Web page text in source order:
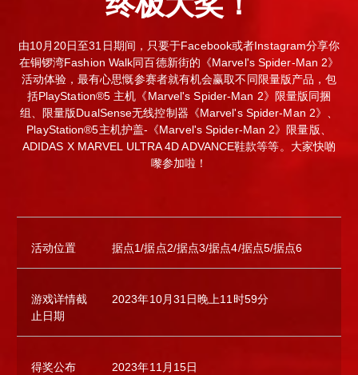
由10月20日至31日期间，只要于Facebook或者Instagram分享你
在铜锣湾Fashion Walk同百德新街的《Marvel's Spider-Man 2》
活动体验，最有心思慨参赛者就有机会赢取不同限量版产品，包
括PlayStation®5 主机《Marvel's Spider-Man 2》限量版同捆
组、限量版DualSense无线控制器《Marvel's Spider-Man 2》、
PlayStation®5主机护盖-《Marvel's Spider-Man 2》限量版、
ADIDAS X MARVEL ULTRA 4D ADVANCE鞋款等等。大家快啲
嚟参加啦！
活动位置 据点1/据点2/据点3/据点4/据点5/据点6
游戏详情截
止日期
2023年10月31日晚上11时59分
得奖公布 2023年11月15日